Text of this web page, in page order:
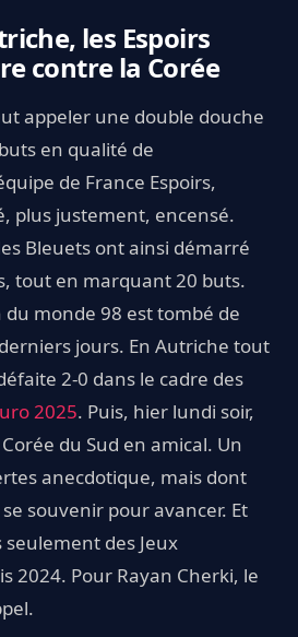
les Espoirs
contre la Corée
appeler une double douche
en qualité de
de France Espoirs,
plus justement, encensé.
Bleuets ont ainsi démarré
tout en marquant 20 buts.
monde 98 est tombé de
jours. En Autriche tout
2-0 dans le cadre des
2025. Puis, hier lundi soir,
du Sud en amical. Un
anecdotique, mais dont
souvenir pour avancer. Et
des Jeux
2024. Pour Rayan Cherki, le